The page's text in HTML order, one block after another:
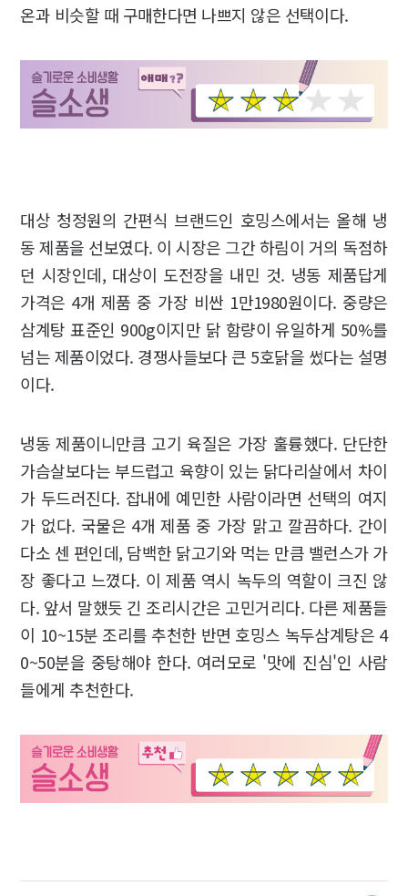
온과 비슷할 때 구매한다면 나쁘지 않은 선택이다.
대상 청정원의 간편식 브랜드인 호밍스에서는 올해 냉
동 제품을 선보였다. 이 시장은 그간 하림이 거의 독점하
던 시장인데, 대상이 도전장을 내민 것. 냉동 제품답게
가격은 4개 제품 중 가장 비싼 1만1980원이다. 중량은
삼계탕 표준인 900g이지만 닭 함량이 유일하게 50%를
넘는 제품이었다. 경쟁사들보다 큰 5호닭을 썼다는 설명
이다.
냉동 제품이니만큼 고기 육질은 가장 훌륭했다. 단단한
가슴살보다는 부드럽고 육향이 있는 닭다리살에서 차이
가 두드러진다. 잡내에 예민한 사람이라면 선택의 여지
가 없다. 국물은 4개 제품 중 가장 맑고 깔끔하다. 간이
다소 센 편인데, 담백한 닭고기와 먹는 만큼 밸런스가 가
장 좋다고 느꼈다. 이 제품 역시 녹두의 역할이 크진 않
다. 앞서 말했듯 긴 조리시간은 고민거리다. 다른 제품들
이 10~15분 조리를 추천한 반면 호밍스 녹두삼계탕은 4
0~50분을 중탕해야 한다. 여러모로 '맛에 진심'인 사람
들에게 추천한다.